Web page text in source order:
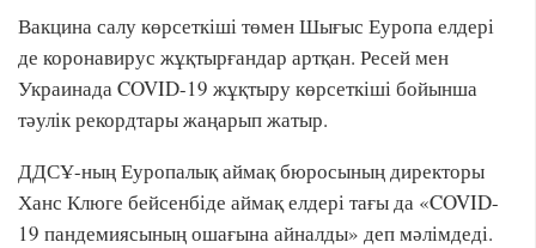
Вакцина салу көрсеткіші төмен Шығыс Еуропа елдері
де коронавирус жұқтырғандар артқан. Ресей мен
Украинада COVID-19 жұқтыру көрсеткіші бойынша
тәулік рекордтары жаңарып жатыр.
ДДСҰ-ның Еуропалық аймақ бюросының директоры
Ханс Клюге бейсенбіде аймақ елдері тағы да «COVID-
19 пандемиясының ошағына айналды» деп мәлімдеді.